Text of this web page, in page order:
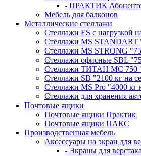
- ПРАКТИК
Мебель для балконов
Металлические стеллажи
Стеллажи ES с нагрузкой
Стеллажи MS STANDART
Стеллажи MS STRONG
Стеллажи офисные SBL
Стеллажи ТИТАН МС 750
Стеллажи SB "2100 кг на
Стеллажи MS Pro "4000 кг
Стеллажи для хранения
Почтовые ящики
Почтовые ящики Практик
Почтовые ящики ПАКС
Производственная мебель
Аксессуары на экран для
- Экраны для верстака